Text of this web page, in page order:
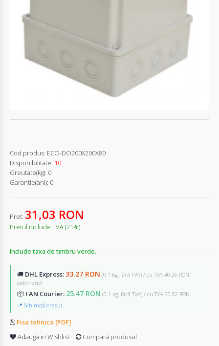
Autentifică-
Înregistrează-
Cod produs: ECO-DO200X200X80
Disponibilitate: 10
Greutate(kg): 0
Garanţie(ani): 0
Pret: 31,03 RON
Pretul include TVA (21%)
Include taxa de timbru verde.
🚚 DHL Express: 33.27 RON (0.1 kg, fără TVA) / cu TVA 40.26 RON
(estimativ)
📦 FAN Courier: 25.47 RON (0.1 kg, fără TVA) / cu TVA 30.82 RON
📍 Schimbă orașul
Fisa tehnica [PDF]
Adaugă in Wishlist
Compară produsul